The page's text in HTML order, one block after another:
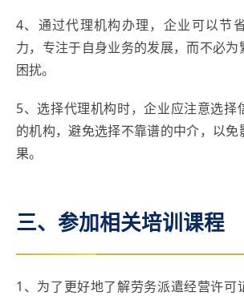
4、通过代理机构办理，企业可以节
力，专注于自身业务的发展，而不必
困扰。
5、选择代理机构时，企业应注意选择
的机构，避免选择不靠谱的中介，以免
果。
三、参加相关培训课程
1、为了更好地了解劳务派遣经营许可